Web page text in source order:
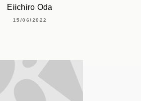
Eiichiro Oda
15/06/2022